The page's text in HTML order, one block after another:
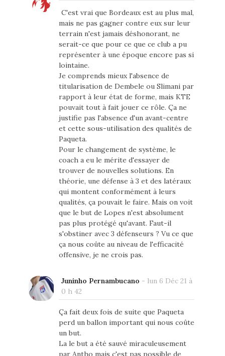
C'est vrai que Bordeaux est au plus mal,
mais ne pas gagner contre eux sur leur
terrain n'est jamais déshonorant, ne
serait-ce que pour ce que ce club a pu
représenter à une époque encore pas si
lointaine.
Je comprends mieux l'absence de
titularisation de Dembele ou Slimani par
rapport à leur état de forme, mais KTE
pouvait tout à fait jouer ce rôle. Ça ne
justifie pas l'absence d'un avant-centre
et cette sous-utilisation des qualités de
Paqueta.
Pour le changement de système, le
coach a eu le mérite d'essayer de
trouver de nouvelles solutions. En
théorie, une défense à 3 et des latéraux
qui montent conformément à leurs
qualités, ça pouvait le faire. Mais on voit
que le but de Lopes n'est absolument
pas plus protégé qu'avant. Faut-il
s'obstiner avec 3 défenseurs ? Vu ce que
ça nous coûte au niveau de l'efficacité
offensive, je ne crois pas.
Juninho Pernambucano - lun 6 Déc 21 à
0 h 42
Ça fait deux fois de suite que Paqueta
perd un ballon important qui nous coûte
un but.
La le but a été sauvé miraculeusement
par Antho mais c'est pas possible de